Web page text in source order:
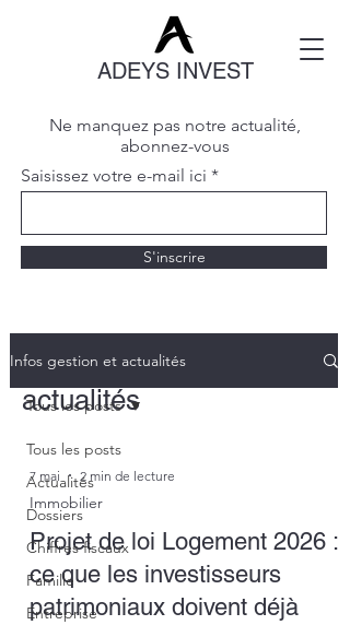
ADEYS INVEST
Ne manquez pas notre actualité,
abonnez-vous
Saisissez votre e-mail ici
S'inscrire
Infos gestion et
actualités
Notre cabinet suit toutes les
évolutions réglementaires et les
nouveaux dispositifs qui impactent les
professionnels. Nous mettons notre
veille et nos conseils à votre
disposition
Infos gestion et actualités
Tous les posts
Actualités
Dossiers
Chiffres fiscaux
Famille
Entreprise
Tous les posts
7 mai 2 min de lecture
Immobilier
Projet de loi Logement 2026 :
ce que les investisseurs
patrimoniaux doivent déjà